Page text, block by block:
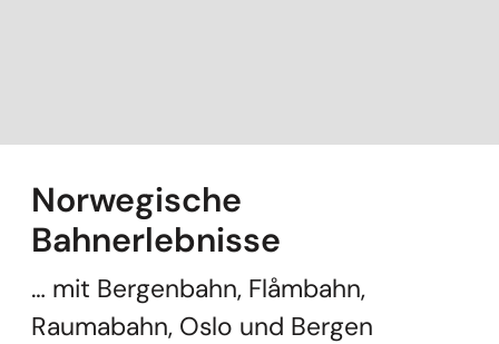
Norwegische
Bahnerlebnisse
… mit Bergenbahn, Flåmbahn,
Raumabahn, Oslo und Bergen